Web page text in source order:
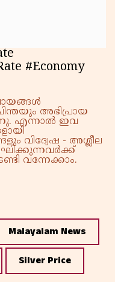
#Economy
അഭിപ്രായ
എന്നാൽ ഇവ
വിദ്വേഷ - അശ്ലീല
വന്നേക്കാം.
Malayalam News
Silver Price